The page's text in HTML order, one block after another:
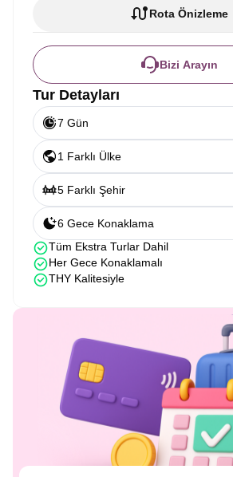
Rota Önizleme
Bizi Arayın
Tur Detayları
7 Gün
1 Farklı Ülke
5 Farklı Şehir
6 Gece Konaklama
Tüm Ekstra Turlar Dahil
Her Gece Konaklamalı
THY Kalitesiyle